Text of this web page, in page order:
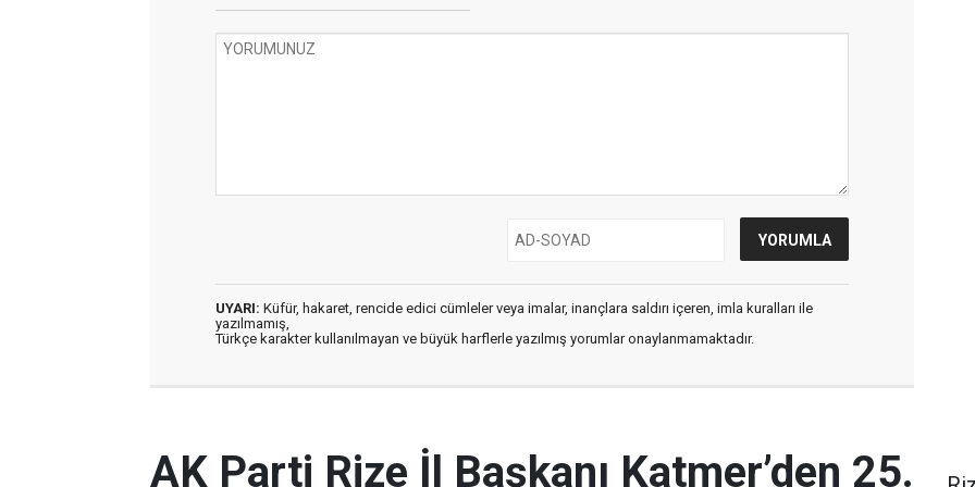
UYARI: Küfür, hakaret, rencide edici cümleler veya imalar, inançlara saldırı içeren, imla kuralları ile
yazılmamış,
Türkçe karakter kullanılmayan ve büyük harflerle yazılmış yorumlar onaylanmamaktadır.
AK Parti Rize İl Başkanı Katmer’den 25.